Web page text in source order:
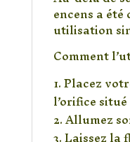
encens a
utilisation
Comment
Placez
l’orifice
Allumez